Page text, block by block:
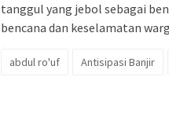
tanggul yang jebol sebagai
bencana dan keselamatan
abdul ro'uf Antisipasi Banjir